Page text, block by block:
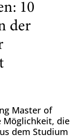
10
der
Master of
Möglichkeit, die
dem Studium